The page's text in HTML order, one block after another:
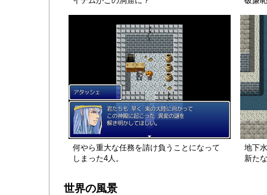
何やら重大な任務を請け負うことになって
しまった4人。
地下
新た
世界の風景